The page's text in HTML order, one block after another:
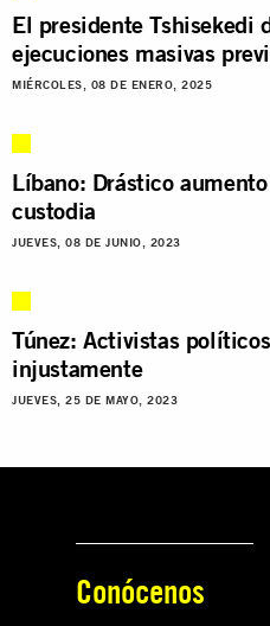
El presidente Tshisekedi
ejecuciones masivas
MIÉRCOLES, 08 DE ENERO, 2025
Líbano: Drástico
custodia
JUEVES, 08 DE JUNIO, 2023
Túnez: Activistas
injustamente
JUEVES, 25 DE MAYO, 2023
Conócenos